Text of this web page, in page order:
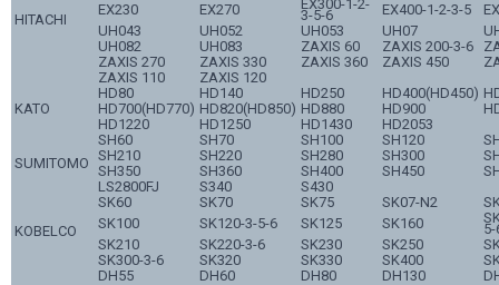
HITACHI
EX230
EX270 EX300-1-2-
3-5-6 EX400-1-2-3-5
UH043
UH052 UH053 UH07
UH082
UH083 ZAXIS 60 ZAXIS 200-3-6
ZAXIS 270
ZAXIS 330 ZAXIS 360 ZAXIS 450
ZAXIS 110
ZAXIS 120
KATO
HD80 HD140 HD250 HD400(HD450)
HD700(HD770) HD820(HD850) HD880 HD900
HD1220
HD1250 HD1430 HD2053
SUMITOMO
SH60 SH70 SH100 SH120
SH210
SH220 SH280 SH300
SH350
SH360 SH400 SH450
LS2800FJ
S340 S430
KOBELCO
SK60 SK70 SK75 SK07-N2
SK100
SK120-3-5-6 SK125 SK160
5-
SK210
SK220-3-6 SK230 SK250
SK300-3-6
SK320 SK330 SK400
DH55 DH60 DH80 DH130